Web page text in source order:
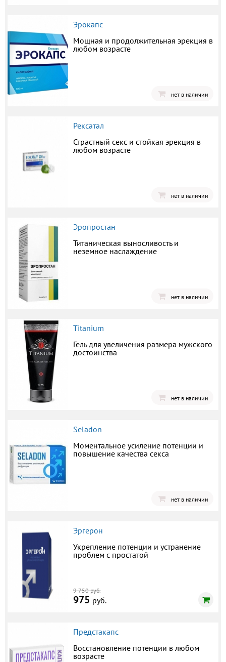
Эрокапс
Мощная и продолжительная эрекция в
любом возрасте
нет в наличии
Рексатал
Страстный секс и стойкая эрекция в
любом возрасте
нет в наличии
Эропростан
Титаническая выносливость и
неземное наслаждение
нет в наличии
Titanium
Гель для увеличения размера мужского
достоинства
нет в наличии
Seladon
Моментальное усиление потенции и
повышение качества секса
нет в наличии
Эргерон
Укрепление потенции и устранение
проблем с простатой
9 750 руб.
975 руб.
Предстакапс
Восстановление потенции в любом
возрасте